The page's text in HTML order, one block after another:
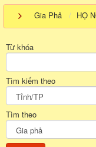
Gia Phả HỌ
Từ khóa
Tìm kiếm theo
Tìm theo